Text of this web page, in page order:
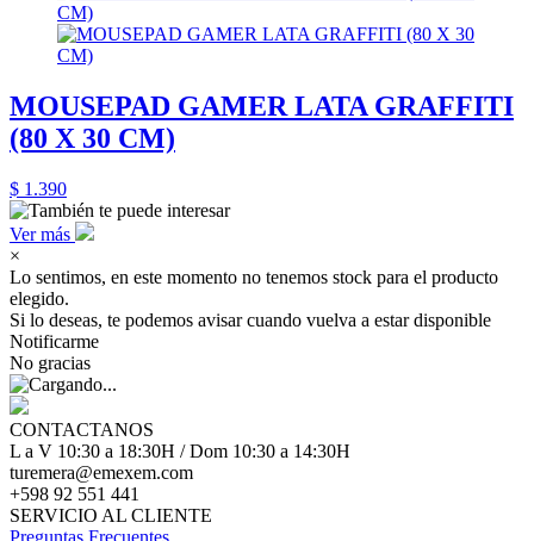
MOUSEPAD GAMER LATA GRAFFITI
(80 X 30 CM)
$ 1.390
Ver más
×
Lo sentimos, en este momento no tenemos stock para el producto
elegido.
Si lo deseas, te podemos avisar cuando vuelva a estar disponible
Notificarme
No gracias
CONTACTANOS
L a V 10:30 a 18:30H / Dom 10:30 a 14:30H
turemera@emexem.com
+598 92 551 441
SERVICIO AL CLIENTE
Preguntas Frecuentes